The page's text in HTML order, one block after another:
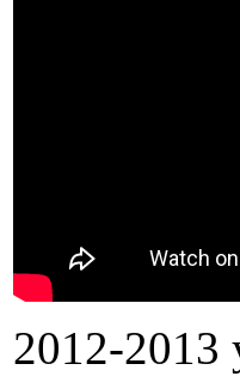
2012-2013